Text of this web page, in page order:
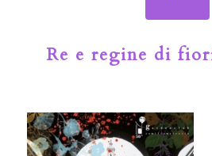
Re e regine di